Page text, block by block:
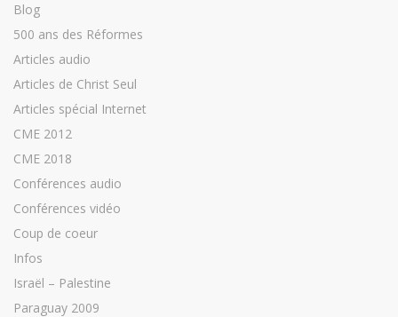
Blog
500 ans des Réformes
Articles audio
Articles de Christ Seul
Articles spécial Internet
CME 2012
CME 2018
Conférences audio
Conférences vidéo
Coup de coeur
Infos
Israël – Palestine
Paraguay 2009